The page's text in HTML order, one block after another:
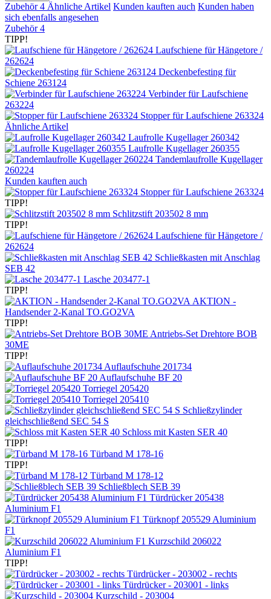
Zubehör4 Ähnliche Artikel Kunden kauften auch Kunden haben
sich ebenfalls angesehen
Zubehör4
TIPP!
Laufschiene für Hängetore /
262624
Deckenbefesting für
Schiene 263124
Verbinder für Laufschiene
263224
Stopper für Laufschiene 263324
Ähnliche Artikel
Laufrolle Kugellager 260342
Laufrolle Kugellager 260355
Tandemlaufrolle Kugellager
260224
Kunden kauften auch
Stopper für Laufschiene 263324
TIPP!
Schlitzstift 203502 8 mm
TIPP!
Laufschiene für Hängetore /
262624
Schließkasten mit Anschlag
SEB 42
Lasche 203477-1
TIPP!
AKTION -
Handsender 2-Kanal TO.GO2VA
TIPP!
Antriebs-Set Drehtore BOB
30ME
TIPP!
Auflaufschuhe 201734
Auflaufschuhe BF 20
Torriegel 205420
Torriegel 205410
Schließzylinder
gleichschließend SEC 54 S
Schloss mit Kasten SER 40
TIPP!
Türband M 178-16
TIPP!
Türband M 178-12
Schließblech SEB 39
Türdrücker 205438
Aluminium F1
Türknopf 205529 Aluminium
F1
Kurzschild 206022
Aluminium F1
TIPP!
Türdrücker - 203002 - rechts
Türdrücker - 203001 - links
Kurzschild - 203004